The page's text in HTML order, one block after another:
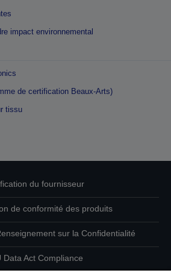
impact environnemental
de certification Beaux-Arts)
tissu
du fournisseur
de conformité des produits
sur la Confidentialité
Data Act Compliance